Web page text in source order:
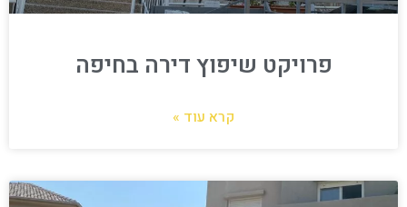
פרויקט שיפוץ דירה בחיפה
קרא עוד »